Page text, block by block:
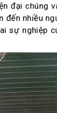
đại chúng
đến nhiều
sự nghiệp